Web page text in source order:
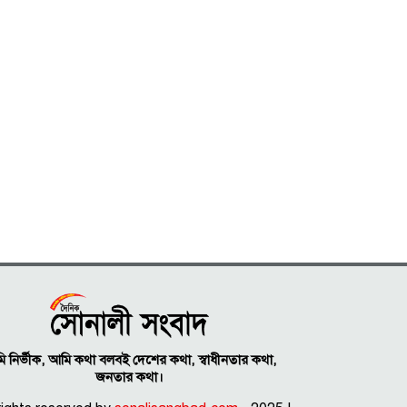
নির্ভীক, আমি কথা বলবই দেশের কথা, স্বাধীনতার কথা,
জনতার কথা।